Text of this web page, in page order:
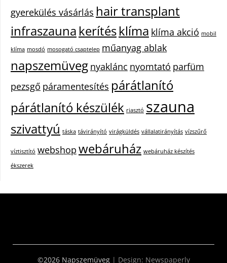
gyerekülés vásárlás hair transplant
infraszauna kerítésklíma klíma akció mobil
klíma mosdó mosogató csaptelep műanyag ablak
napszemüveg nyaklánc nyomtató parfüm
pezsgő páramentesítés párátlanító
párátlanító készülék riasztó szauna
szivattyú táska távirányító virágküldés vállalatirányítás vízszűrő
víztisztító webshop webáruház webáruház készítés
ékszerek
©2026 Napszemüveg | Design: Newspaperly